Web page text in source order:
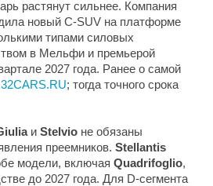
растянут сильнее. Компания
новый C-SUV на платформе
типами силовых
в Мельфи и премьерой
2027 года. Ранее о самой
32CARS.RU; тогда точного срока
и Stelvio не обязаны
преемников. Stellantis
модели, включая Quadrifoglio,
до 2027 года. Для D-сегмента